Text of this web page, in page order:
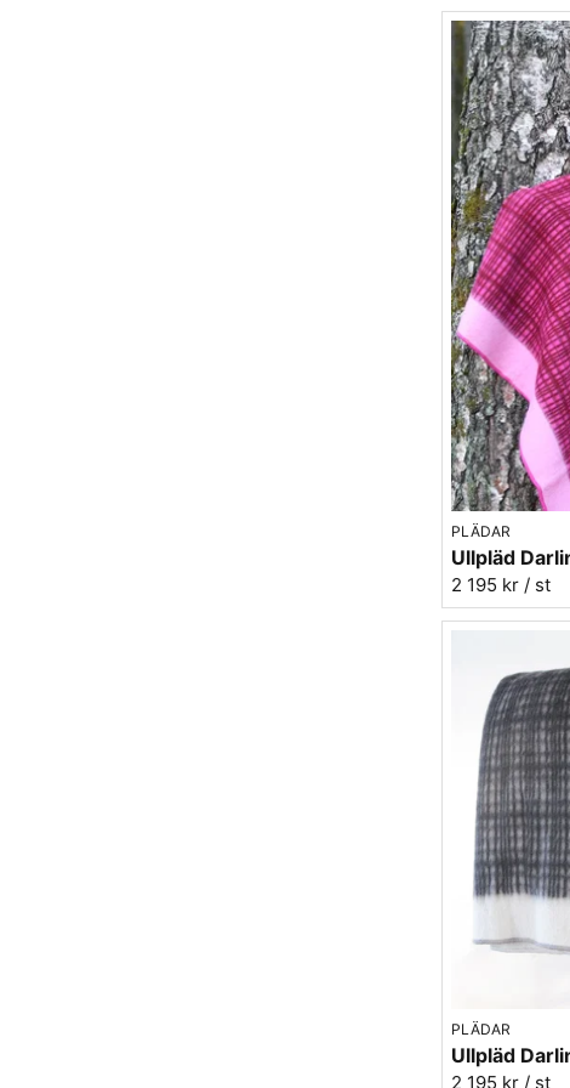
PLÄDAR
2 195 kr / st
PLÄDAR
2 195 kr / st